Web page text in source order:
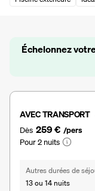
Échelonnez
AVEC TRANSPORT
Dès 259 € /pers
Pour 2 nuits
Autres durées de
13 ou 14 nuits